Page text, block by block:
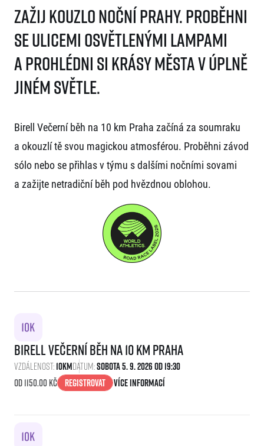
Zažij kouzlo noční Prahy. Proběhni
se ulicemi osvětlenými lampami
a prohlédni si krásy města v úplně
jiném světle.
Birell Večerní běh na 10 km Praha začíná za soumraku
a okouzlí tě svou magickou atmosférou. Proběhni závod
sólo nebo se přihlas v týmu s dalšími nočními sovami
a zažijte netradiční běh pod hvězdnou oblohou.
Birell Večerní běh na 10 km Praha
Vzdálenost:10kmDatum:Sobota 5. 9. 2026 Od 19:30
Od 1150.00 kč Registrovat Více informací